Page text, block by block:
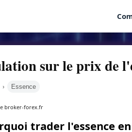
sur le prix de
Essence
broker-forex.fr
trader l'essence en